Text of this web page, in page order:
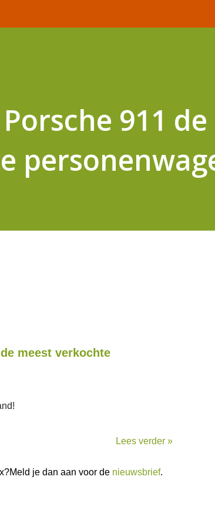
911 de
meest verkochte
Lees verder »
je dan aan voor de nieuwsbrief.